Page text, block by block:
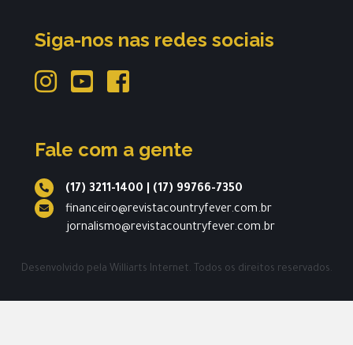
Siga-nos nas redes sociais
Fale com a gente
(17) 3211-1400
(17) 99766-7350
financeiro@revistacountryfever.com.br
jornalismo@revistacountryfever.com.br
Desenvolvido pela Williarts Internet. Todos os direitos reservados.